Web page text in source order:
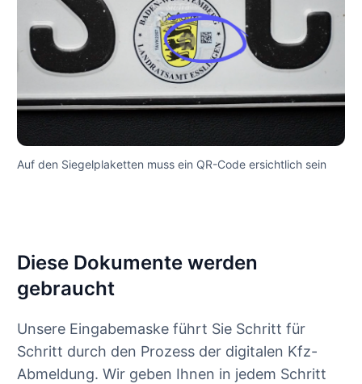
Auf den Siegelplaketten muss ein QR-Code ersichtlich sein
Diese Dokumente werden
gebraucht
Unsere Eingabemaske führt Sie Schritt für
Schritt durch den Prozess der digitalen Kfz-
Abmeldung. Wir geben Ihnen in jedem Schritt